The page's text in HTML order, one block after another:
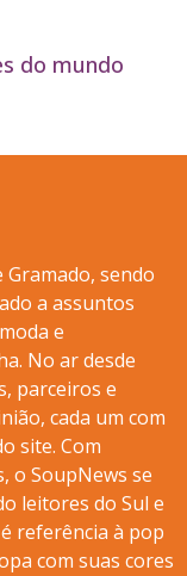
do mundo
sendo
a assuntos
e
No ar desde
parceiros e
cada um com
site. Com
o SoupNews se
leitores do Sul e
referência à pop
com suas cores